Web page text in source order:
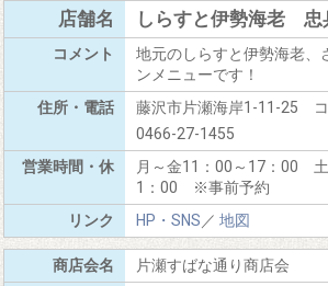
しらすと伊勢海老 忠
地元のしらすと伊勢海老、
ンメニューです！
藤沢市片瀬海岸1-11-25
0466-27-1455
月～金11：00～17：00
1：00 ※事前予約
HP・SNS／ 地図
片瀬すばな通り商店会